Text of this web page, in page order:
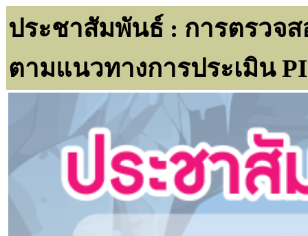
ประชาสัมพันธ์ : การตรวจ
ตามแนวทางการประเมิน